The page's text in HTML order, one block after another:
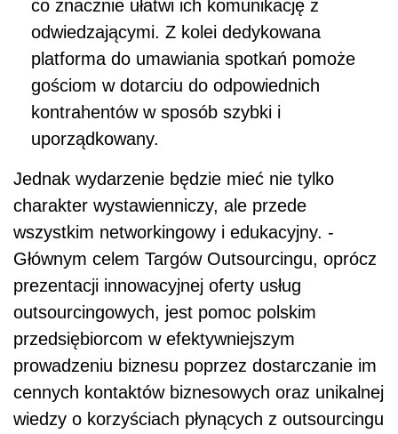
co znacznie ułatwi ich komunikację z
odwiedzającymi. Z kolei dedykowana
platforma do umawiania spotkań pomoże
gościom w dotarciu do odpowiednich
kontrahentów w sposób szybki i
uporządkowany.
Jednak wydarzenie będzie mieć nie tylko
charakter wystawienniczy, ale przede
wszystkim networkingowy i edukacyjny. -
Głównym celem Targów Outsourcingu, oprócz
prezentacji innowacyjnej oferty usług
outsourcingowych, jest pomoc polskim
przedsiębiorcom w efektywniejszym
prowadzeniu biznesu poprzez dostarczanie im
cennych kontaktów biznesowych oraz unikalnej
wiedzy o korzyściach płynących z outsourcingu